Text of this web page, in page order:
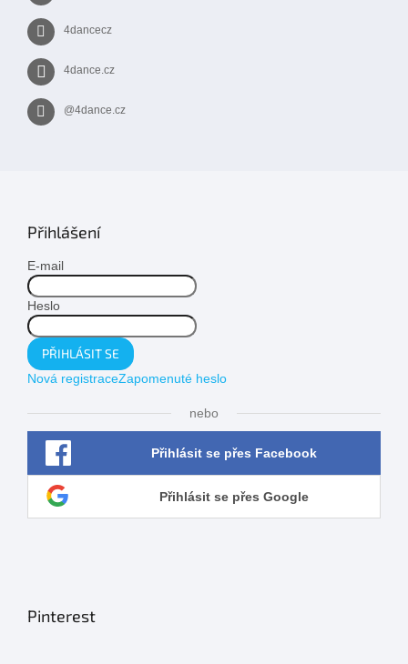
4dancecz
4dance.cz
@4dance.cz
Přihlášení
E-mail
Heslo
PŘIHLÁSIT SE
Nová registraceZapomenuté heslo
nebo
Přihlásit se přes Facebook
Přihlásit se přes Google
Pinterest